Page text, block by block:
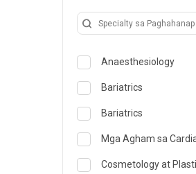
Anaesthesiology
Bariatrics
Bariatrics
Mga Agham sa
Cosmetology at